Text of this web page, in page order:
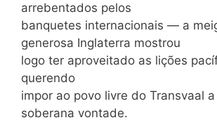
arrebentados pelos
banquetes internacionais — a
generosa Inglaterra mostrou
logo ter aproveitado as lições
querendo
impor ao povo livre do Transvaal
soberana vontade.